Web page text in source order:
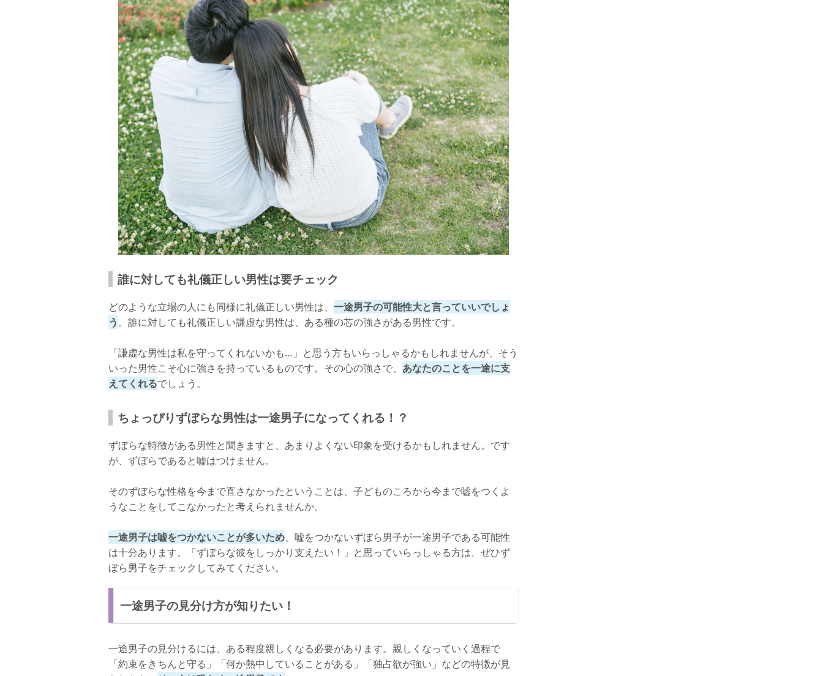
誰に対しても礼儀正しい男性は要チェック
どのような立場の人にも同様に礼儀正しい男性は、 一途男子の可能性大と言っていいでしょ
う。誰に対しても礼儀正しい謙虚な男性は、ある種の芯の強さがある男性です。
「謙虚な男性は私を守ってくれないかも…」と思う方もいらっしゃるかもしれませんが、そう
いった男性こそ心に強さを持っているものです。その心の強さで、 あなたのことを一途に支
えてくれるでしょう。
ちょっぴりずぼらな男性は一途男子になってくれる！？
ずぼらな特徴がある男性と聞きますと、あまりよくない印象を受けるかもしれません。です
が、ずぼらであると嘘はつけません。
そのずぼらな性格を今まで直さなかったということは、子どものころから今まで嘘をつくよ
うなことをしてこなかったと考えられませんか。
一途男子は嘘をつかないことが多いため、嘘をつかないずぼら男子が一途男子である可能性
は十分あります。「ずぼらな彼をしっかり支えたい！」と思っていらっしゃる方は、ぜひず
ぼら男子をチェックしてみてください。
一途男子の見分け方が知りたい！
一途男子の見分けるには、ある程度親しくなる必要があります。親しくなっていく過程で
「約束をきちんと守る」「何か熱中していることがある」「独占欲が強い」などの特徴が見